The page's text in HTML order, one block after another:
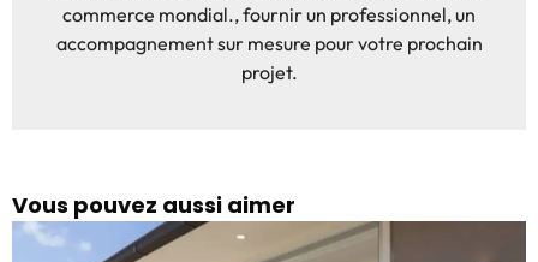
commerce mondial., fournir un professionnel, un
accompagnement sur mesure pour votre prochain
projet.
Vous pouvez aussi aimer